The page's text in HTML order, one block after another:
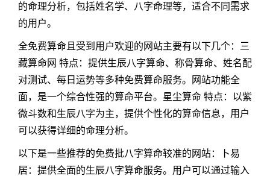
的命理分析，包括姓名学、八字命理等，适合不同需求
的用户。
全免费算命且受到用户欢迎的网站主要有以下几个：三
藏算命网 特点：提供生辰八字算命、称骨算命、姓名配
对测试、每日运势等多种免费算命服务。网站功能全
面，是一个综合性强的算命平台。星尘算命 特点：以紫
微斗数和生辰八字为主，提供个性化的算命信息，用户
可以获得详细的命理分析。
以下是一些推荐的免费批八字算命较准的网站：卜易
居：提供全面的生辰八字算命服务。用户可以通过输入